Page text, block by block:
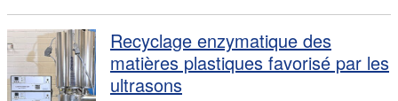
Recyclage enzymatique des
matières plastiques favorisé par les
ultrasons